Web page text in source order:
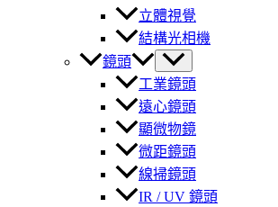
立體視覺
結構光相機
鏡頭
工業鏡頭
遠心鏡頭
顯微物鏡
微距鏡頭
線掃鏡頭
IR / UV 鏡頭